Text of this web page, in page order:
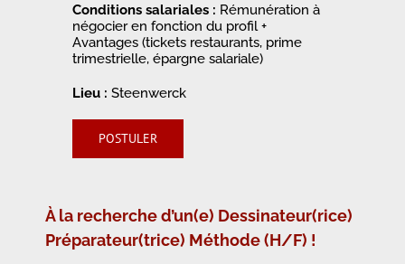
Conditions salariales : Rémunération à
négocier en fonction du profil +
Avantages (tickets restaurants, prime
trimestrielle, épargne salariale)
Lieu : Steenwerck
POSTULER
À la recherche d’un(e) Dessinateur(rice)
Préparateur(trice) Méthode (H/F) !